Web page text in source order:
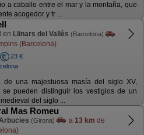
a caballo entre el mar y la montaña, que
acogedor y tr ...
en Llinars del Vallès (Barcelona)
(Barcelona)
23 €
de una majestuosa masía del siglo XV,
pueden distinguir los vestigios de un
del siglo ...
Mas Romeu
(Girona) a 13 km de